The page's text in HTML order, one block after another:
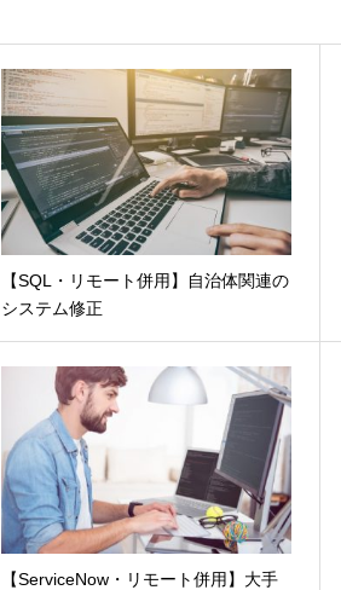
【SQL・リモート併用】自治体関連の
システム修正
【ServiceNow・リモート併用】大手